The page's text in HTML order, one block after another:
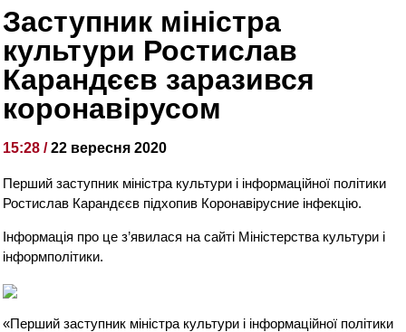
Заступник міністра
культури Ростислав
Карандєєв заразився
коронавірусом
15:28 /22 вересня 2020
Перший заступник міністра культури і інформаційної політики
Ростислав Карандєєв підхопив Коронавірусние інфекцію.
Інформація про це з’явилася на сайті Міністерства культури і
інформполітики.
«Перший заступник міністра культури і інформаційної політики